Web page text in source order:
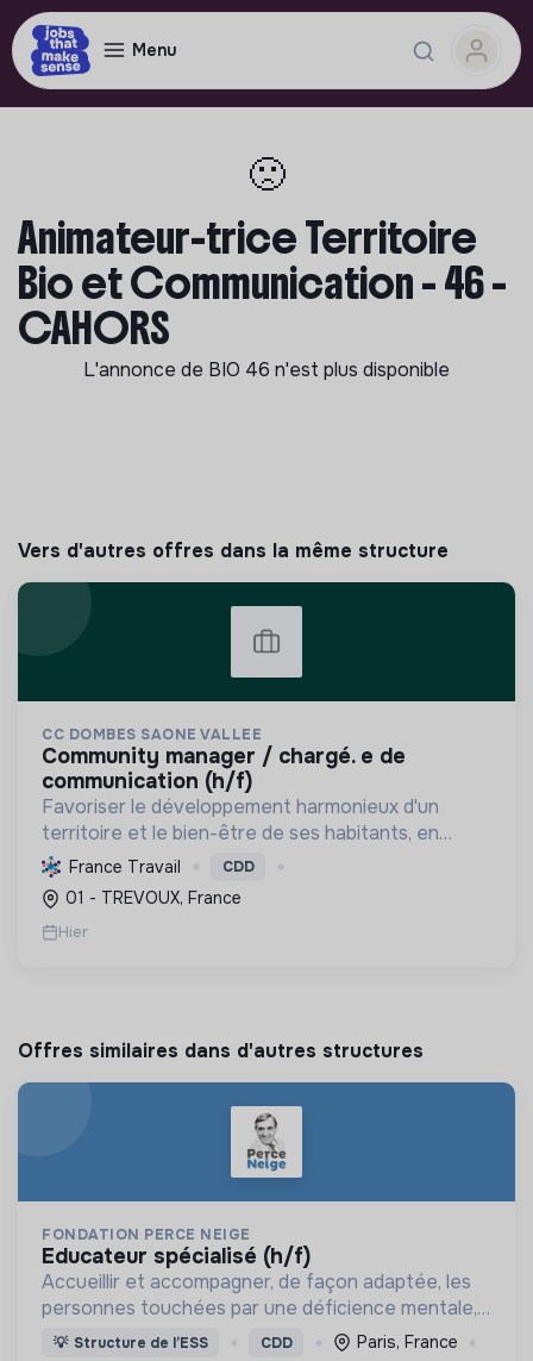
Menu
🙁
Animateur-trice Territoire
Bio et Communication - 46 -
CAHORS
L'annonce de BIO 46 n'est plus disponible
Vers d'autres offres dans la même structure
CC DOMBES SAONE VALLEE
community manager / chargé. e de
communication (h/f)
Favoriser le développement harmonieux d'un
territoire et le bien-être de ses habitants, en
mutualisant les moyens et en conduisant des
projets pour l'avenir, incluant la transition
écologique et socia...
France Travail CDD
01 - TREVOUX, France
Hier
Offres similaires dans d'autres structures
FONDATION PERCE NEIGE
educateur spécialisé (h/f)
Accueillir et accompagner, de façon adaptée, les
personnes touchées par une déficience mentale,
un handicap physique ou psychique
💡 Structure de l’ESS CDD
Paris, France